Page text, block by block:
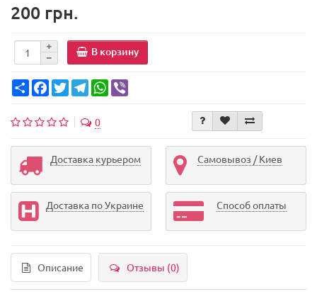
200 грн.
В корзину
Share FacebookTwitterTelegramWhatsApp
0
Доставка курьером Самовывоз / Киев
Доставка по Украине Способ оплаты
Описание Отзывы (0)